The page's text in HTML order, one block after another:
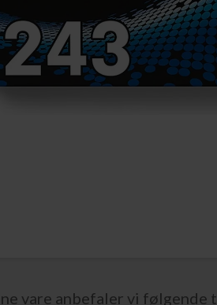
vare anbefaler vi